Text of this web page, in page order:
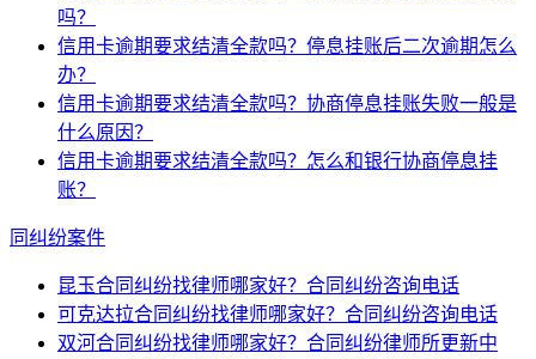
吗？
信用卡逾期要求结清全款吗？停息挂账后二次逾期怎么
办？
信用卡逾期要求结清全款吗？协商停息挂账失败一般是
什么原因？
信用卡逾期要求结清全款吗？怎么和银行协商停息挂
账？
同纠纷案件
昆玉合同纠纷找律师哪家好？合同纠纷咨询电话
可克达拉合同纠纷找律师哪家好？合同纠纷咨询电话
双河合同纠纷找律师哪家好？合同纠纷律师所更新中